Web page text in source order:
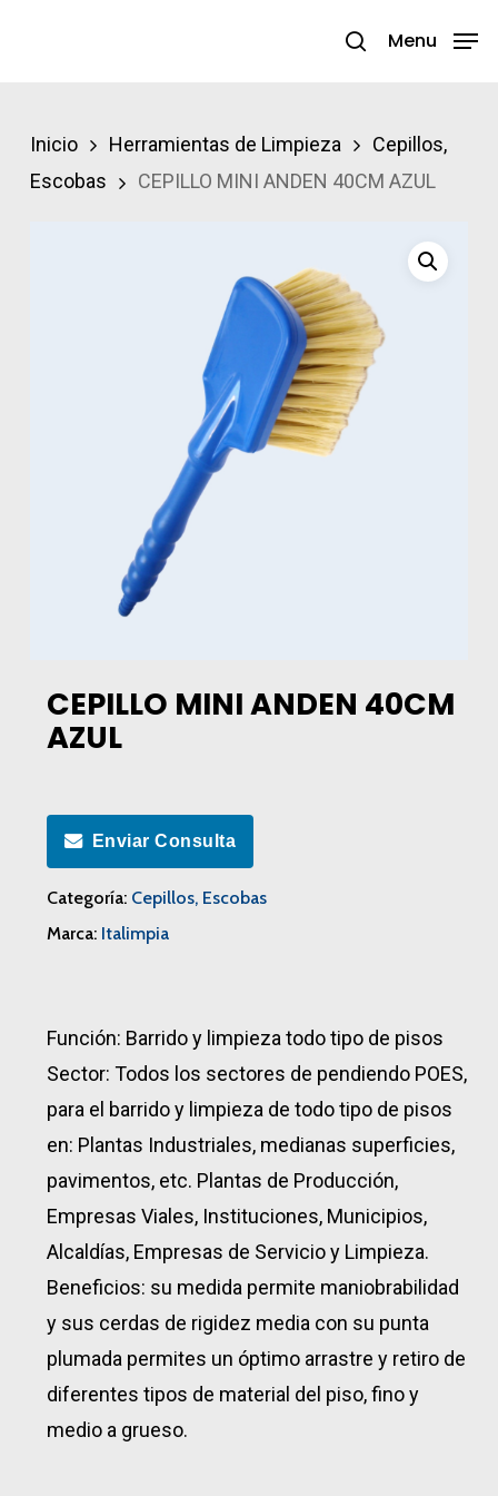
search
Menu
Inicio Herramientas de Limpieza
Cepillos,
Escobas
CEPILLO MINI ANDEN 40CM AZUL
CEPILLO MINI ANDEN 40CM
AZUL
Enviar Consulta
Categoría: Cepillos, Escobas
Marca: Italimpia
Función: Barrido y limpieza todo tipo de pisos
Sector: Todos los sectores de pendiendo POES,
para el barrido y limpieza de todo tipo de pisos
en: Plantas Industriales, medianas superficies,
pavimentos, etc. Plantas de Producción,
Empresas Viales, Instituciones, Municipios,
Alcaldías, Empresas de Servicio y Limpieza.
Beneficios: su medida permite maniobrabilidad
y sus cerdas de rigidez media con su punta
plumada permites un óptimo arrastre y retiro de
diferentes tipos de material del piso, fino y
medio a grueso.